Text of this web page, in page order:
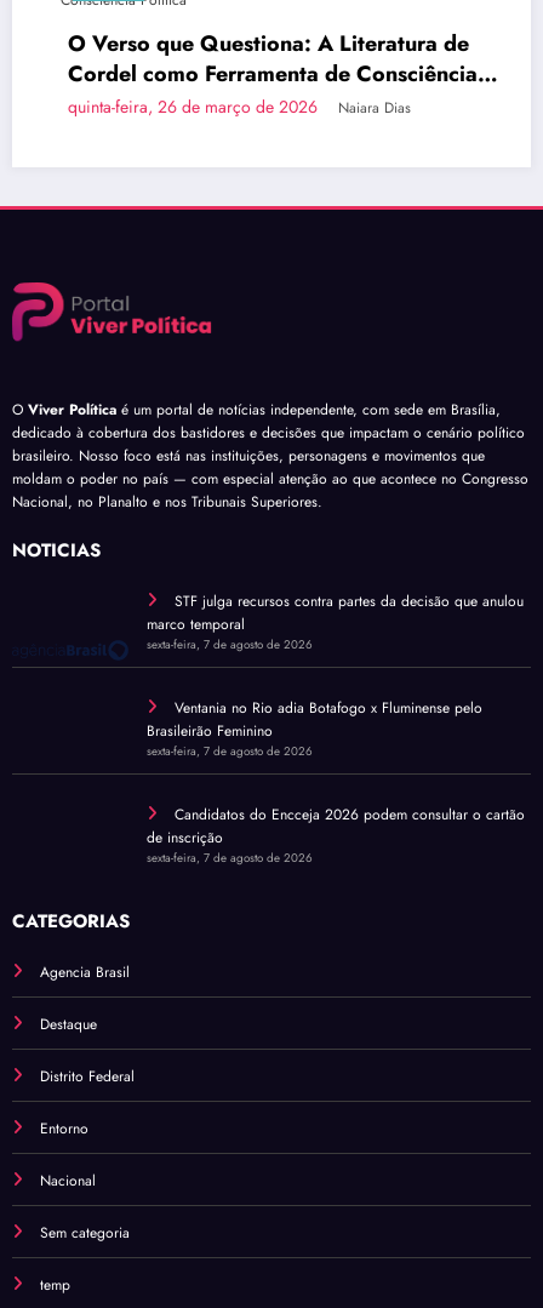
O Verso que Questiona: A Literatura de
Cordel como Ferramenta de Consciência
Política
quinta-feira, 26 de março de 2026 Naiara Dias
O Viver Política é um portal de notícias independente, com sede em Brasília,
dedicado à cobertura dos bastidores e decisões que impactam o cenário político
brasileiro. Nosso foco está nas instituições, personagens e movimentos que
moldam o poder no país — com especial atenção ao que acontece no Congresso
Nacional, no Planalto e nos Tribunais Superiores.
NOTÍCIAS
STF julga recursos contra partes da decisão que anulou
marco temporal
sexta-feira, 7 de agosto de 2026
Ventania no Rio adia Botafogo x Fluminense pelo
Brasileirão Feminino
sexta-feira, 7 de agosto de 2026
Candidatos do Encceja 2026 podem consultar o cartão
de inscrição
sexta-feira, 7 de agosto de 2026
CATEGORIAS
Agencia Brasil
Destaque
Distrito Federal
Entorno
Nacional
Sem categoria
temp